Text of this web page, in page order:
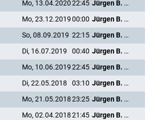
Mo, 13.04.202022:45
Jürgen B. Hausmann - "Wie jeht et? - Et jeht!"
Mo, 23.12.201900:00
Jürgen B. Hausmann - "Wie jeht et? - Et jeht!"
So, 08.09.2019 22:15
Jürgen B. Hausmann - "Wie jeht et? - Et jeht!"
Di, 16.07.2019 00:40
Jürgen B. Hausmann - "Wie jeht et? - Et jeht!"
Mo, 10.06.201922:45
Jürgen B. Hausmann - "Wie jeht et? - Et jeht!"
Di, 22.05.2018 03:10
Jürgen B. Hausmann - "Wie jeht et? - Et jeht!"
Mo, 21.05.201823:25
Jürgen B. Hausmann - "Wie jeht et? - Et jeht!"
Mo, 02.04.201821:45
Jürgen B. Hausmann - "Wie jeht et? - Et jeht!"